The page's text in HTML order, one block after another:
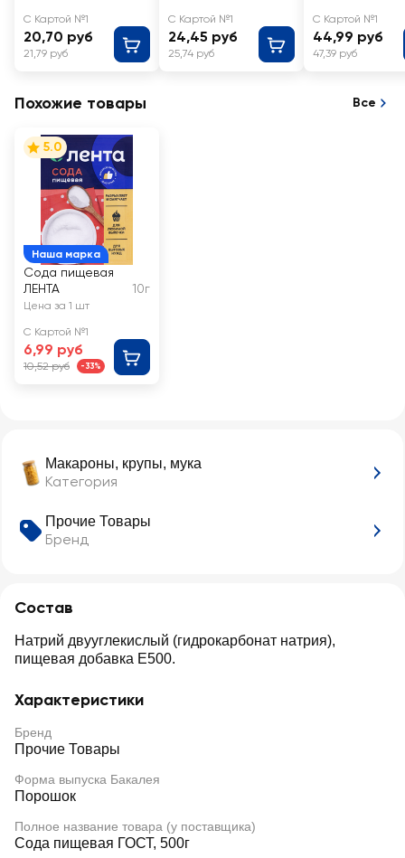
Макароны, крупы, мука
Категория
Прочие Товары
Бренд
Состав
Натрий двууглекислый (гидрокарбонат натрия),
пищевая добавка Е500.
Характеристики
Бренд
Прочие Товары
Форма выпуска Бакалея
Порошок
Полное название товара (у поставщика)
Сода пищевая ГОСТ, 500г
С Картой №1
20,70 руб
21,79 руб
С Картой №1
24,45 руб
25,74 руб
С Картой №1
44,99 руб
47,39 руб
Похожие товары Все
Наша марка
5.0
Сода пищевая
ЛЕНТА
10г
Цена за 1 шт
С Картой №1
6,99 руб
10,52 руб -33%